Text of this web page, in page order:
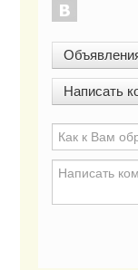
Написать